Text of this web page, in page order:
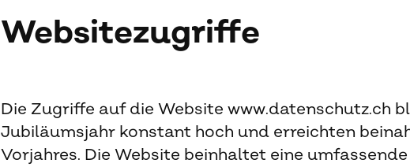
Websitezugriffe
Die Zugriffe auf die Website www.datenschutz.ch
Jubiläumsjahr konstant hoch und erreichten
Vorjahres. Die Website beinhaltet eine